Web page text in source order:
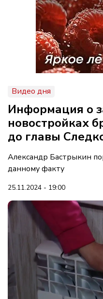
Видео дня
Информация о
новостройках
до главы
Александр Бастрыкин
данному факту
25.11.2024 - 19:00